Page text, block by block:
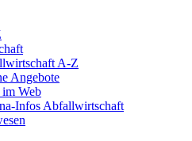
A-Z
Angebote
Web
Infos Abfallwirtschaft